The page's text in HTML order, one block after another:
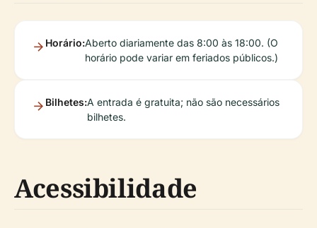
Horário:Aberto diariamente das 8:00 às 18:00. (O
horário pode variar em feriados públicos.)
Bilhetes:A entrada é gratuita; não são necessários
bilhetes.
Acessibilidade